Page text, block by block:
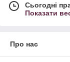
Сьогодні
Показати
Про нас